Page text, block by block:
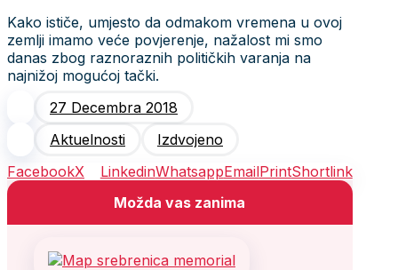
Kako ističe, umjesto da odmakom vremena u ovoj
zemlji imamo veće povjerenje, nažalost mi smo
danas zbog raznoraznih političkih varanja na
najnižoj mogućoj tački.
27 Decembra 2018
Aktuelnosti
Izdvojeno
FacebookX LinkedinWhatsappEmailPrintShortlink
Možda vas zanima